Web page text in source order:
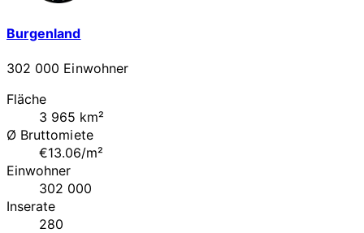
Burgenland
302 000 Einwohner
Fläche
3 965 km²
Ø Bruttomiete
€13.06/m²
Einwohner
302 000
Inserate
280